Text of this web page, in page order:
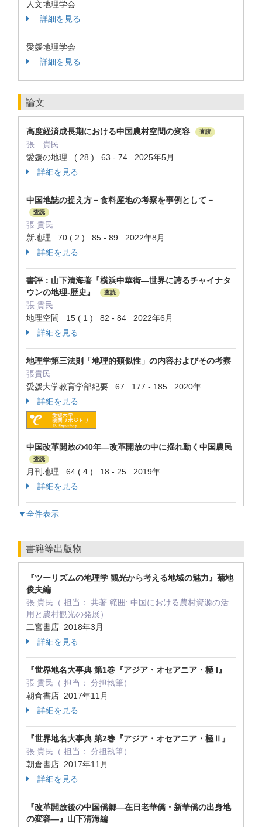
人文地理学会
詳細を見る
愛媛地理学会
詳細を見る
論文
高度経済成長期における中国農村空間の変容 査読
張 貴民
愛媛の地理 ( 28 ) 63 - 74 2025年5月
詳細を見る
中国地誌の捉え方－食料産地の考察を事例として－
査読
張 貴民
新地理 70 ( 2 ) 85 - 89 2022年8月
詳細を見る
書評：山下清海著『横浜中華街―世界に誇るチャイナタ
ウンの地理-歴史』
査読
張 貴民
地理空間 15 ( 1 ) 82 - 84 2022年6月
詳細を見る
地理学第三法則「地理的類似性」の内容およびその考察
張貴民
愛媛大学教育学部紀要 67 177 - 185 2020年
詳細を見る
中国改革開放の40年―改革開放の中に揺れ動く中国農民
査読
月刊地理 64 ( 4 ) 18 - 25 2019年
詳細を見る
▼全件表示
書籍等出版物
『ツーリズムの地理学 観光から考える地域の魅力』菊地
俊夫編
張 貴民（ 担当： 共著 範囲: 中国における農村資源の活
用と農村観光の発展）
二宮書店 2018年3月
詳細を見る
『世界地名大事典 第1巻『アジア・オセアニア・極 I』
張 貴民（ 担当： 分担執筆）
朝倉書店 2017年11月
詳細を見る
『世界地名大事典 第2巻『アジア・オセアニア・極Ⅱ』
張 貴民（ 担当： 分担執筆）
朝倉書店 2017年11月
詳細を見る
『改革開放後の中国僑郷―在日老華僑・新華僑の出身地
の変容―』山下清海編